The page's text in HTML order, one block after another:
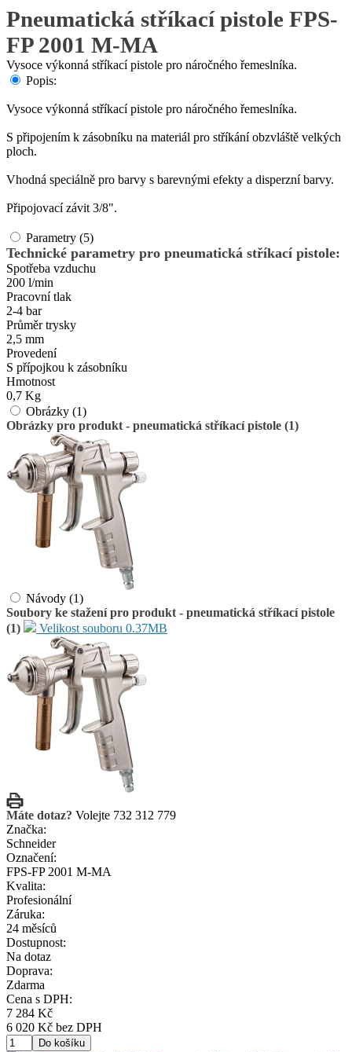
Pneumatická stříkací pistole FPS-
FP 2001 M-MA
Vysoce výkonná stříkací pistole pro náročného řemeslníka.
Popis:
Vysoce výkonná stříkací pistole pro náročného řemeslníka.
S připojením k zásobníku na materiál pro stříkání obzvláště velkých
ploch.
Vhodná speciálně pro barvy s barevnými efekty a disperzní barvy.
Připojovací závit 3/8".
Parametry (5)
Technické parametry pro pneumatická stříkací pistole:
Spotřeba vzduchu
200 l/min
Pracovní tlak
2-4 bar
Průměr trysky
2,5 mm
Provedení
S přípojkou k zásobníku
Hmotnost
0,7 Kg
Obrázky (1)
Obrázky pro produkt - pneumatická stříkací pistole (1)
Návody (1)
Soubory ke stažení pro produkt - pneumatická stříkací pistole
(1)
Velikost souboru 0.37MB
Máte dotaz? Volejte 732 312 779
Značka:
Schneider
Označení:
FPS-FP 2001 M-MA
Kvalita:
Profesionální
Záruka:
24 měsíců
Dostupnost:
Na dotaz
Doprava:
Zdarma
Cena s DPH:
7 284 Kč
6 020 Kč bez DPH